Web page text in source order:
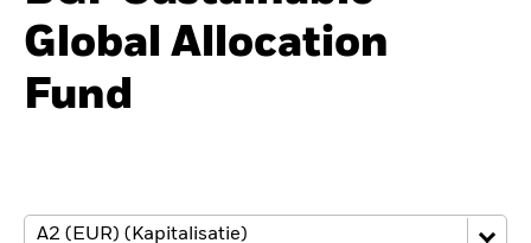
Global Allocation
Fund